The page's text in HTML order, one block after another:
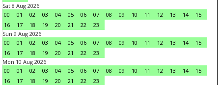
Sat 8 Aug 2026
00
01 02 03 04 05 06 07 08 09 10 11 12 13 14
15
16
17 18 19 20 21 22
23
Sun 9 Aug 2026
00
01 02 03 04 05 06 07 08 09 10 11 12 13 14
15
16
17 18 19 20 21 22
23
Mon 10 Aug 2026
00
01 02 03 04 05 06 07 08 09 10 11 12 13 14
15
16
17 18 19 20 21 22
23